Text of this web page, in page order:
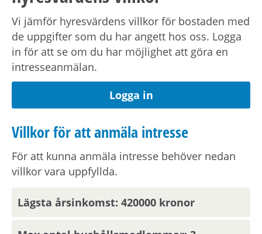
Angiven hyra avser 2026 års hyresnivå.
Förmedlingsinformation
förmedling kan skickas ut via sms.
dina kontaktuppgifter på Mina sidor.
hushållsmedlemmar hämtar och behandlar vi
familjeuppgifter om dig, din registrerade
Observera att om inflyttningsdatumet infaller på
Vi jämför hyresvärdens villkor för bostaden med
de uppgifter som du har angett hos oss. Logga
in för att se om du har möjlighet att göra en
intresseanmälan.
Logga in
Villkor för att anmäla intresse
För att kunna anmäla intresse behöver nedan
villkor vara uppfyllda.
Lägsta årsinkomst: 420000 kronor